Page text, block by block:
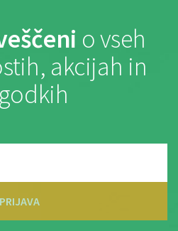
o vseh
akcijah in
PRIJAVA